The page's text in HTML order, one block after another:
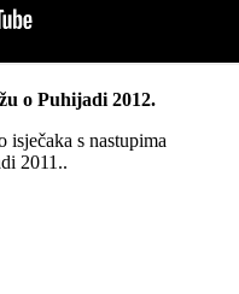
o Puhijadi 2012.
s nastupima
2011..